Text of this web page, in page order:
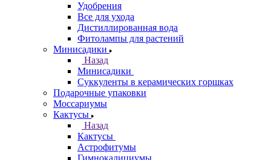
Удобрения
Все для ухода
Дистиллированная вода
Фитолампы для растений
Минисадики
Назад
Минисадики
Суккуленты в керамических горшках
Подарочные упаковки
Моссариумы
Кактусы
Назад
Кактусы
Астрофитумы
Гимнокалициумы